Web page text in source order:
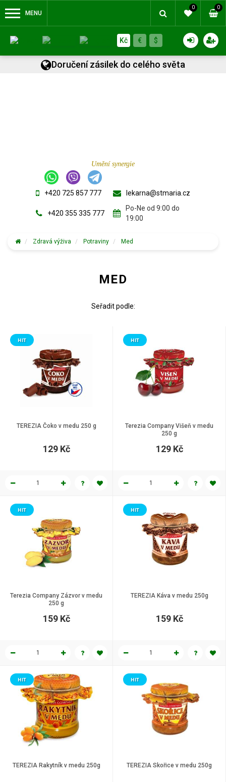
MENU
0 0
Kč € $
Doručení zásilek do celého světa
Umění synergie
+420 725 857 777
+420 355 335 777
lekarna@stmaria.cz
Po-Ne od 9:00 do
19:00
Zdravá výživa Potraviny Med
MED
Seřadit podle:
TEREZIA Čoko v medu 250 g
HIT
129 Kč
Terezia Company Višeň v medu
250 g
HIT
129 Kč
Terezia Company Zázvor v medu
250 g
HIT
159 Kč
TEREZIA Káva v medu 250g
HIT
159 Kč
TEREZIA Rakytník v medu 250g
HIT
TEREZIA Skořice v medu 250g
HIT